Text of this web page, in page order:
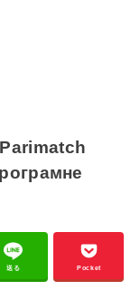
送る Pocket